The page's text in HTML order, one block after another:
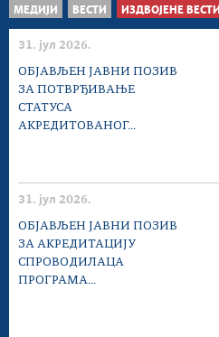
МЕДИЈИ ВЕСТИ ИЗДВОЈЕНЕ ВЕСТИ
31. јул 2026.
ОБЈАВЉЕН ЈАВНИ ПОЗИВ
ЗА ПОТВРЂИВАЊЕ
СТАТУСА
АКРЕДИТОВАНОГ...
31. јул 2026.
ОБЈАВЉЕН ЈАВНИ ПОЗИВ
ЗА АКРЕДИТАЦИЈУ
СПРОВОДИЛАЦА
ПРОГРАМА...